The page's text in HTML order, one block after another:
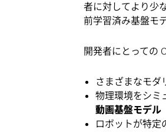
者に対してより少
前学習済み基盤モ
開発者にとっての
さまざまなモダ
物理環境をシミ
動画基盤モデル
ロボットが特定